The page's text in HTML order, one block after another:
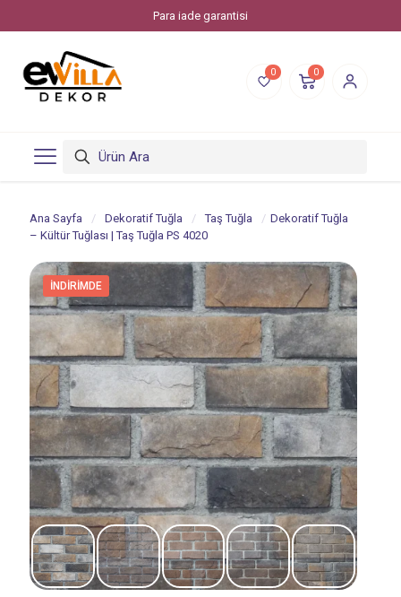
Para iade garantisi
0 0
Ana Sayfa / Dekoratif Tuğla / Taş Tuğla / Dekoratif Tuğla
– Kültür Tuğlası | Taş Tuğla PS 4020
İNDIRIMDE